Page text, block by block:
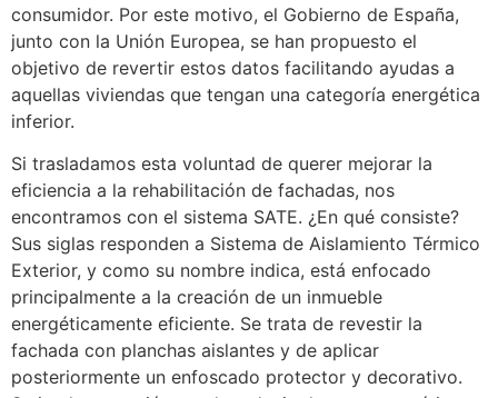
consumidor. Por este motivo, el Gobierno de España,
junto con la Unión Europea, se han propuesto el
objetivo de revertir estos datos facilitando ayudas a
aquellas viviendas que tengan una categoría energética
inferior.
Si trasladamos esta voluntad de querer mejorar la
eficiencia a la rehabilitación de fachadas, nos
encontramos con el sistema SATE. ¿En qué consiste?
Sus siglas responden a Sistema de Aislamiento Térmico
Exterior, y como su nombre indica, está enfocado
principalmente a la creación de un inmueble
energéticamente eficiente. Se trata de revestir la
fachada con planchas aislantes y de aplicar
posteriormente un enfoscado protector y decorativo.